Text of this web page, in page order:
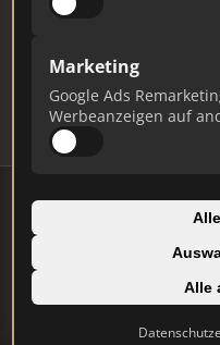
Marketing
Google Ads
Werbeanzeigen auf
Alle
Verifizieren Sie Ihr
Updates.
Profil